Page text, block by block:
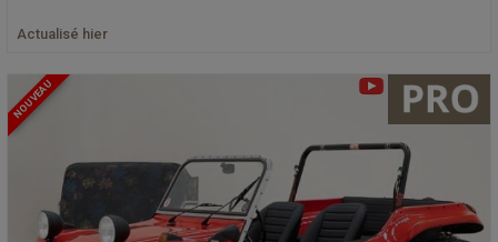
Actualisé hier
NOUVEAU